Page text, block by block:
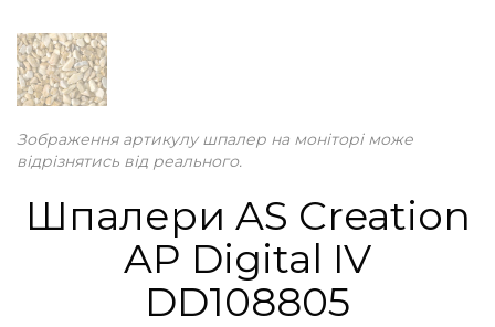
Зображення артикулу шпалер на моніторі може
відрізнятись від реального.
Шпалери AS Creation
AP Digital IV
DD108805